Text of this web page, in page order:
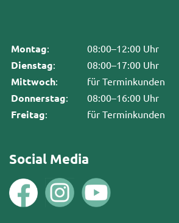
Montag: 08:00–12:00 Uhr
Dienstag: 08:00–17:00 Uhr
Mittwoch: für Terminkunden
Donnerstag: 08:00–16:00 Uhr
Freitag: für Terminkunden
Social Media